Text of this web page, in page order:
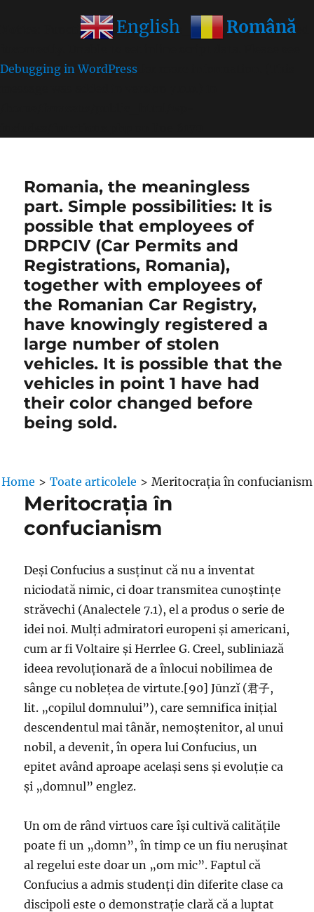
: Function wp_get_inline_script_tag was called
Debugging in WordPress
Romania, the meaningless
part. Simple possibilities: It is
possible that employees of
DRPCIV (Car Permits and
Registrations, Romania),
together with employees of
the Romanian Car Registry,
have knowingly registered a
large number of stolen
vehicles. It is possible that the
vehicles in point 1 have had
their color changed before
being sold.
Home > Toate articolele > Meritocrația în confucianism
Meritocrația în
confucianism
Deși Confucius a susținut că nu a inventat
niciodată nimic, ci doar transmitea cunoștințe
străvechi (Analectele 7.1), el a produs o serie de
idei noi. Mulți admiratori europeni și americani,
cum ar fi Voltaire și Herrlee G. Creel, subliniază
ideea revoluționară de a înlocui nobilimea de
sânge cu noblețea de virtute.[90] Jūnzǐ (君子,
lit. „copilul domnului”), care semnifica inițial
descendentul mai tânăr, nemoștenitor, al unui
nobil, a devenit, în opera lui Confucius, un
epitet având aproape același sens și evoluție ca
și „domnul” englez.
Un om de rând virtuos care își cultivă calitățile
poate fi un „domn”, în timp ce un fiu nerușinat
al regelui este doar un „om mic”. Faptul că
Confucius a admis studenți din diferite clase ca
discipoli este o demonstrație clară că a luptat
English Română